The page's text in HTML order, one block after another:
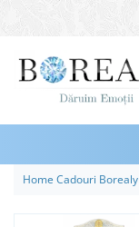
Bijuterii
Inele
Bratari
Home Cadouri Borealy